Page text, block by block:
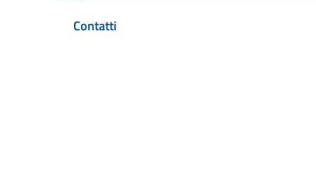
Contatti